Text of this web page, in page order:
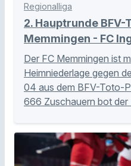
Regionalliga
2. Hauptrunde BFV-
Memmingen - FC
Der FC Memmingen ist
Heimniederlage gegen
04 aus dem BFV-Toto-
666 Zuschauern bot